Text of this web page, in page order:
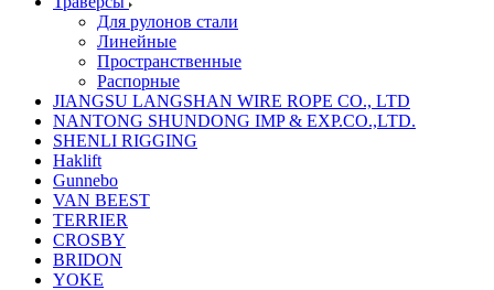
Для рулонов стали
Линейные
Пространственные
Распорные
JIANGSU LANGSHAN WIRE ROPE CO., LTD
NANTONG SHUNDONG IMP & EXP.CO.,LTD.
SHENLI RIGGING
Haklift
Gunnebo
VAN BEEST
TERRIER
CROSBY
BRIDON
YOKE